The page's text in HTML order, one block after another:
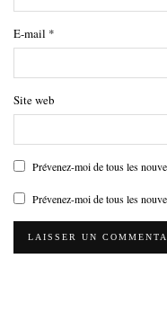
E-mail *
Site web
Prévenez-moi de tous les
Prévenez-moi de tous les